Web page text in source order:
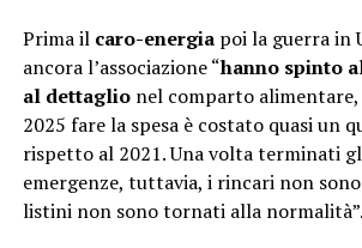
Prima il caro-energiapoi la guerra in
ancora l’associazione “hanno spinto
al dettaglionel comparto
2025 fare la spesa è costato quasi un
rispetto al 2021. Una volta terminati
emergenze, tuttavia, i rincari non
listini non sono tornati alla normalità”.